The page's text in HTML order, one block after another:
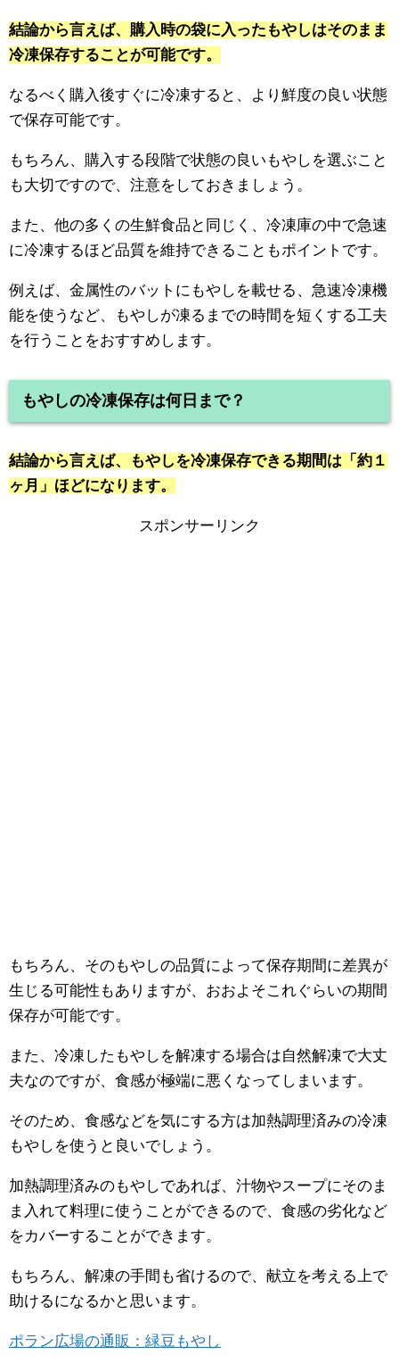
結論から言えば、購入時の袋に入ったもやしはそのまま
冷凍保存することが可能です。
なるべく購入後すぐに冷凍すると、より鮮度の良い状態
で保存可能です。
もちろん、購入する段階で状態の良いもやしを選ぶこと
も大切ですので、注意をしておきましょう。
また、他の多くの生鮮食品と同じく、冷凍庫の中で急速
に冷凍するほど品質を維持できることもポイントです。
例えば、金属性のバットにもやしを載せる、急速冷凍機
能を使うなど、もやしが凍るまでの時間を短くする工夫
を行うことをおすすめします。
もやしの冷凍保存は何日まで？
結論から言えば、もやしを冷凍保存できる期間は「約１
ヶ月」ほどになります。
スポンサーリンク
もちろん、そのもやしの品質によって保存期間に差異が
生じる可能性もありますが、おおよそこれぐらいの期間
保存が可能です。
また、冷凍したもやしを解凍する場合は自然解凍で大丈
夫なのですが、食感が極端に悪くなってしまいます。
そのため、食感などを気にする方は加熱調理済みの冷凍
もやしを使うと良いでしょう。
加熱調理済みのもやしであれば、汁物やスープにそのま
ま入れて料理に使うことができるので、食感の劣化など
をカバーすることができます。
もちろん、解凍の手間も省けるので、献立を考える上で
助けるになるかと思います。
ポラン広場の通販：緑豆もやし